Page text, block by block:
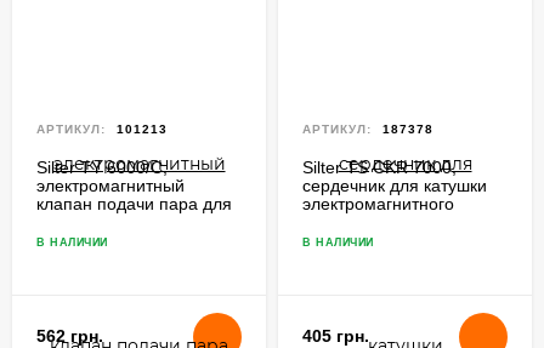
АРТИКУЛ: 101213
Silter TY 6000/C,
электромагнитный
клапан подачи пара для
В НАЛИЧИИ
562 грн.
АРТИКУЛ: 187378
Silter TS CKR 7000,
сердечник для катушки
электромагнитного
В НАЛИЧИИ
405 грн.